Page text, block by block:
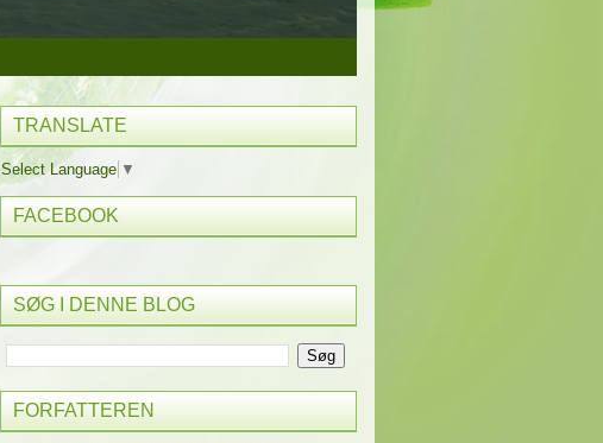
TRANSLATE
Select Language ▼
FACEBOOK
SØG I DENNE BLOG
FORFATTEREN